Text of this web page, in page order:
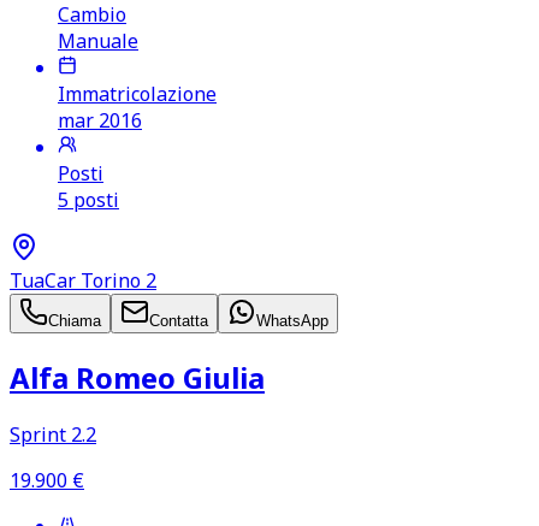
Cambio
Manuale
Immatricolazione
mar 2016
Posti
5 posti
TuaCar Torino 2
Chiama Contatta WhatsApp
Alfa Romeo Giulia
Sprint 2.2
19.900 €